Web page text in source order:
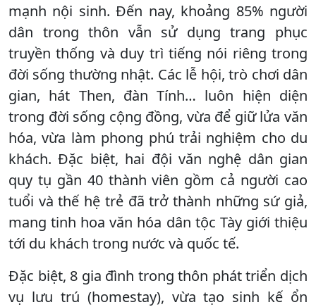
mạnh nội sinh. Đến nay, khoảng 85% người
dân trong thôn vẫn sử dụng trang phục
truyền thống và duy trì tiếng nói riêng trong
đời sống thường nhật. Các lễ hội, trò chơi dân
gian, hát Then, đàn Tính… luôn hiện diện
trong đời sống cộng đồng, vừa để giữ lửa văn
hóa, vừa làm phong phú trải nghiệm cho du
khách. Đặc biệt, hai đội văn nghệ dân gian
quy tụ gần 40 thành viên gồm cả người cao
tuổi và thế hệ trẻ đã trở thành những sứ giả,
mang tinh hoa văn hóa dân tộc Tày giới thiệu
tới du khách trong nước và quốc tế.
Đặc biệt, 8 gia đình trong thôn phát triển dịch
vụ lưu trú (homestay), vừa tạo sinh kế ổn